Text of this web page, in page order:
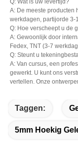
Q: Wat is uw levertijd?
A: De meeste producten
werkdagen, partijorde
Q: Hoe verscheept u de
A: Gewoonlijk door
Fedex, TNT (3-7
Q: Steunt u
A: Van cursus, een
gewerkt. U kunt ons
vertellen. Onze
Taggen:
5mm Hoekig